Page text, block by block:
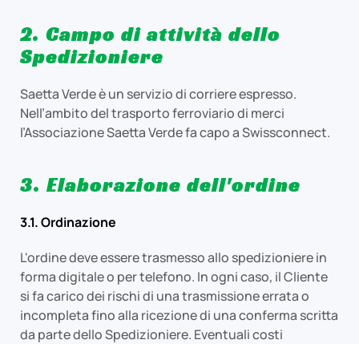
2. Campo di attività dello
Spedizioniere
Saetta Verde è un servizio di corriere espresso.
Nell’ambito del trasporto ferroviario di merci
l’Associazione Saetta Verde fa capo a Swissconnect.
3. Elaborazione dell'ordine
3.1. Ordinazione
L'ordine deve essere trasmesso allo spedizioniere in
forma digitale o per telefono. In ogni caso, il Cliente
si fa carico dei rischi di una trasmissione errata o
incompleta fino alla ricezione di una conferma scritta
da parte dello Spedizioniere. Eventuali costi